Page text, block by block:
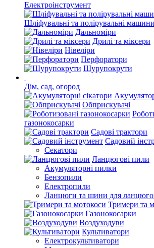
Електроінструмент
Шліфувальні та полірувальні
Дальноміри
Дрилі та міксери
Нівеліри
Перфоратори
Шурупокрути
Дім, сад, огород
Обприскувачі
газонокосарки
Садові трактори
Садовий
Секатори
Ланцюгові пили
Акумуляторні пилки
Бензопили
Електропили
Ланцюги та шини для
Тримери та
Газонокосарки
Воздуходуви
Культиватори
Електрокультиватори